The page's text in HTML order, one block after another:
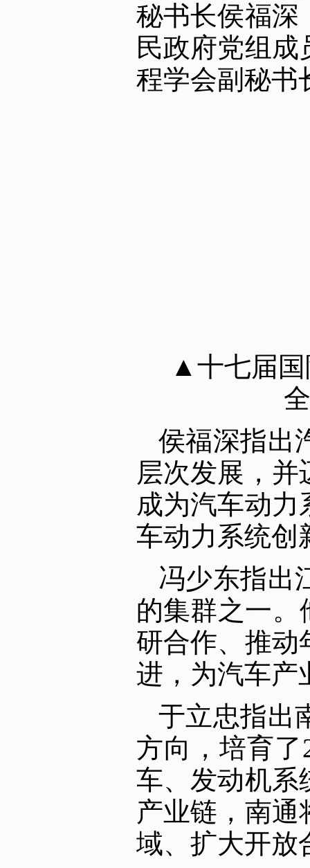
秘书长侯福深
民政府党组
程学会副秘书
▲十七届国
侯福深指出
层次发展，
成为汽车动
车动力系统创
冯少东指出
的集群之一。
研合作、推动
进，为汽车产
于立忠指出
方向，培育
车、发动机系
产业链，南
域、扩大开放